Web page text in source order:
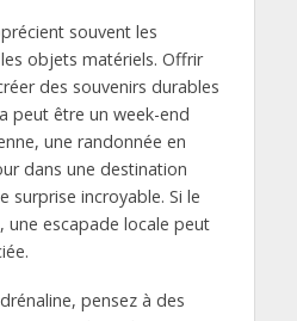
souvent les
objets matériels. Offrir
des souvenirs durables
peut être un week-end
une randonnée en
dans une destination
surprise incroyable. Si le
escapade locale peut
pensez à des